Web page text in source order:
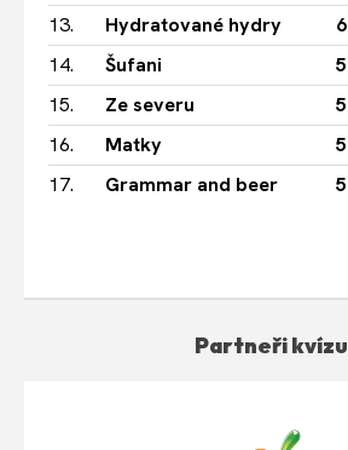
13.
Hydratované hydry 6
14.
Šufani 5
15.
Ze severu 5
16.
Matky 5
17.
Grammar and beer 5
Partneři kvízu